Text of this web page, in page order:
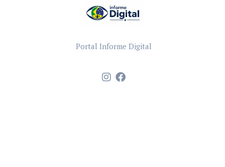
Portal Informe Digital